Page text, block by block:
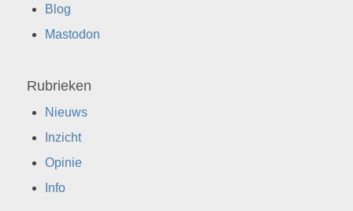
Blog
Mastodon
Rubrieken
Nieuws
Inzicht
Opinie
Info